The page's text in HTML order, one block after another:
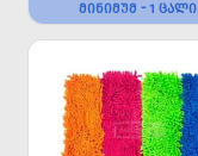
ᲛᲘᲜᲘᲛᲣᲛ - 1 ᲪᲐᲚᲘ